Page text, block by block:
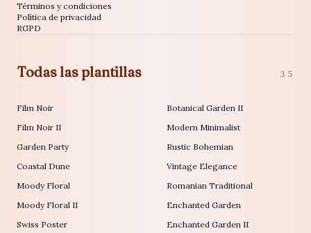
Términos y condiciones
Política de privacidad
RGPD
Todas las plantillas 35
Film Noir
Film Noir II
Garden Party
Coastal Dune
Moody Floral
Moody Floral II
Swiss Poster
Botanical Garden II
Modern Minimalist
Rustic Bohemian
Vintage Elegance
Romanian Traditional
Enchanted Garden
Enchanted Garden II